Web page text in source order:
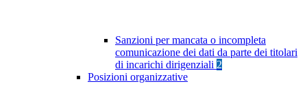
Sanzioni per mancata o incompleta
comunicazione dei dati da parte dei titolari
di incarichi dirigenziali 2
Posizioni organizzative